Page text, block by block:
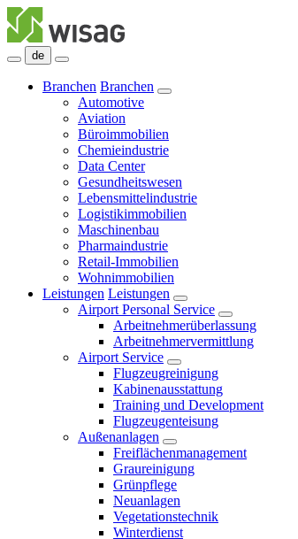
de
Branchen Branchen
Automotive
Aviation
Büroimmobilien
Chemieindustrie
Data Center
Gesundheitswesen
Lebensmittelindustrie
Logistikimmobilien
Maschinenbau
Pharmaindustrie
Retail-Immobilien
Wohnimmobilien
Leistungen Leistungen
Airport Personal Service
Arbeitnehmerüberlassung
Arbeitnehmervermittlung
Airport Service
Flugzeugreinigung
Kabinenausstattung
Training und Development
Flugzeugenteisung
Außenanlagen
Freiflächenmanagement
Graureinigung
Grünpflege
Neuanlagen
Vegetationstechnik
Winterdienst